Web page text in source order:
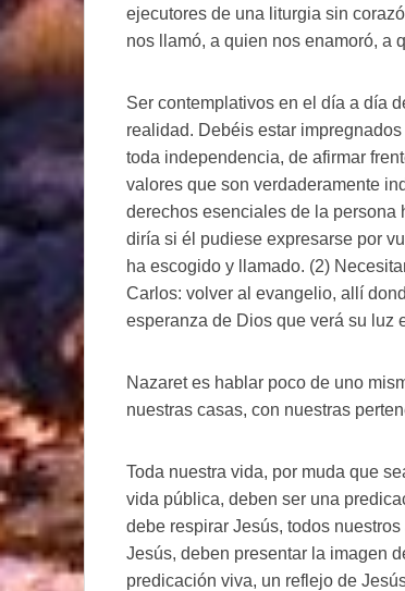
ejecutores de una liturgia sin
nos llamó, a quien nos enamoró, a
Ser contemplativos en el día a día
realidad. Debéis estar
toda independencia, de afirmar
valores que son verdaderamente
derechos esenciales de la persona
diría si él pudiese expresarse por
ha escogido y llamado. (2)
Carlos: volver al evangelio, allí
esperanza de Dios que verá su luz
Nazaret es hablar poco de uno
nuestras casas, con nuestras
Toda nuestra vida, por muda que
vida pública, deben ser una
debe respirar Jesús, todos
Jesús, deben presentar la imagen
predicación viva, un reflejo de